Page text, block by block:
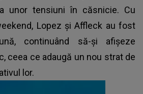
unor tensiuni în căsnicie. Cu
Lopez și Affleck au fost
continuând să-și afișeze
ceea ce adaugă un nou strat de
lor.